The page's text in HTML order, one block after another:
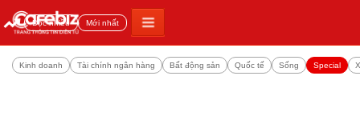
Đọc nhiều Mới nhất
Kinh doanh Tài chính ngân hàng Bất động sản Quốc tế Sống Special